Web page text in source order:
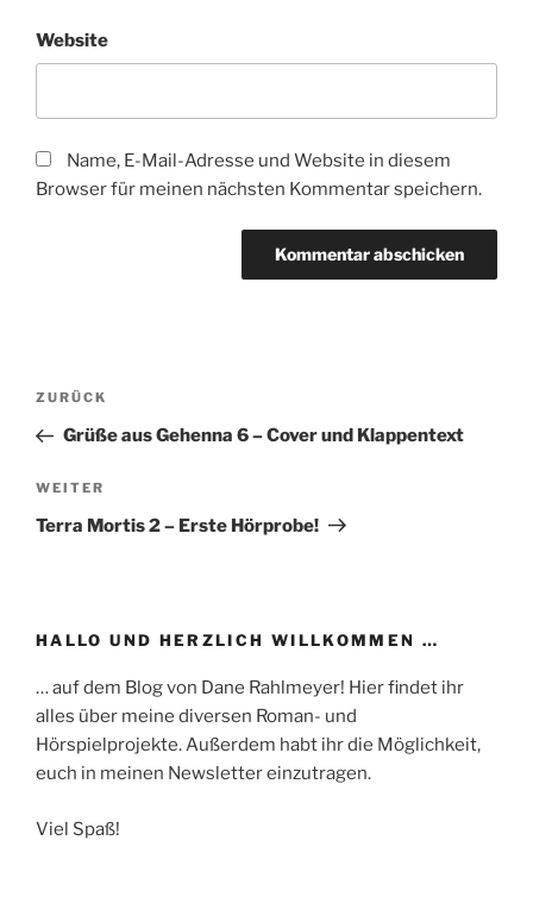
Website
Name, E-Mail-Adresse und Website in diesem
Browser für meinen nächsten Kommentar speichern.
Beitragsnavigation
Vorheriger
Beitrag
ZURÜCK
Grüße aus Gehenna 6 – Cover und Klappentext
Nächster
Beitrag
WEITER
Terra Mortis 2 – Erste Hörprobe!
HALLO UND HERZLICH WILLKOMMEN …
… auf dem Blog von Dane Rahlmeyer! Hier findet ihr
alles über meine diversen Roman- und
Hörspielprojekte. Außerdem habt ihr die Möglichkeit,
euch in meinen Newsletter einzutragen.
Viel Spaß!